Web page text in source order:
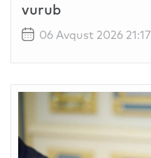
vurub
06 Avqust 2026 21:17